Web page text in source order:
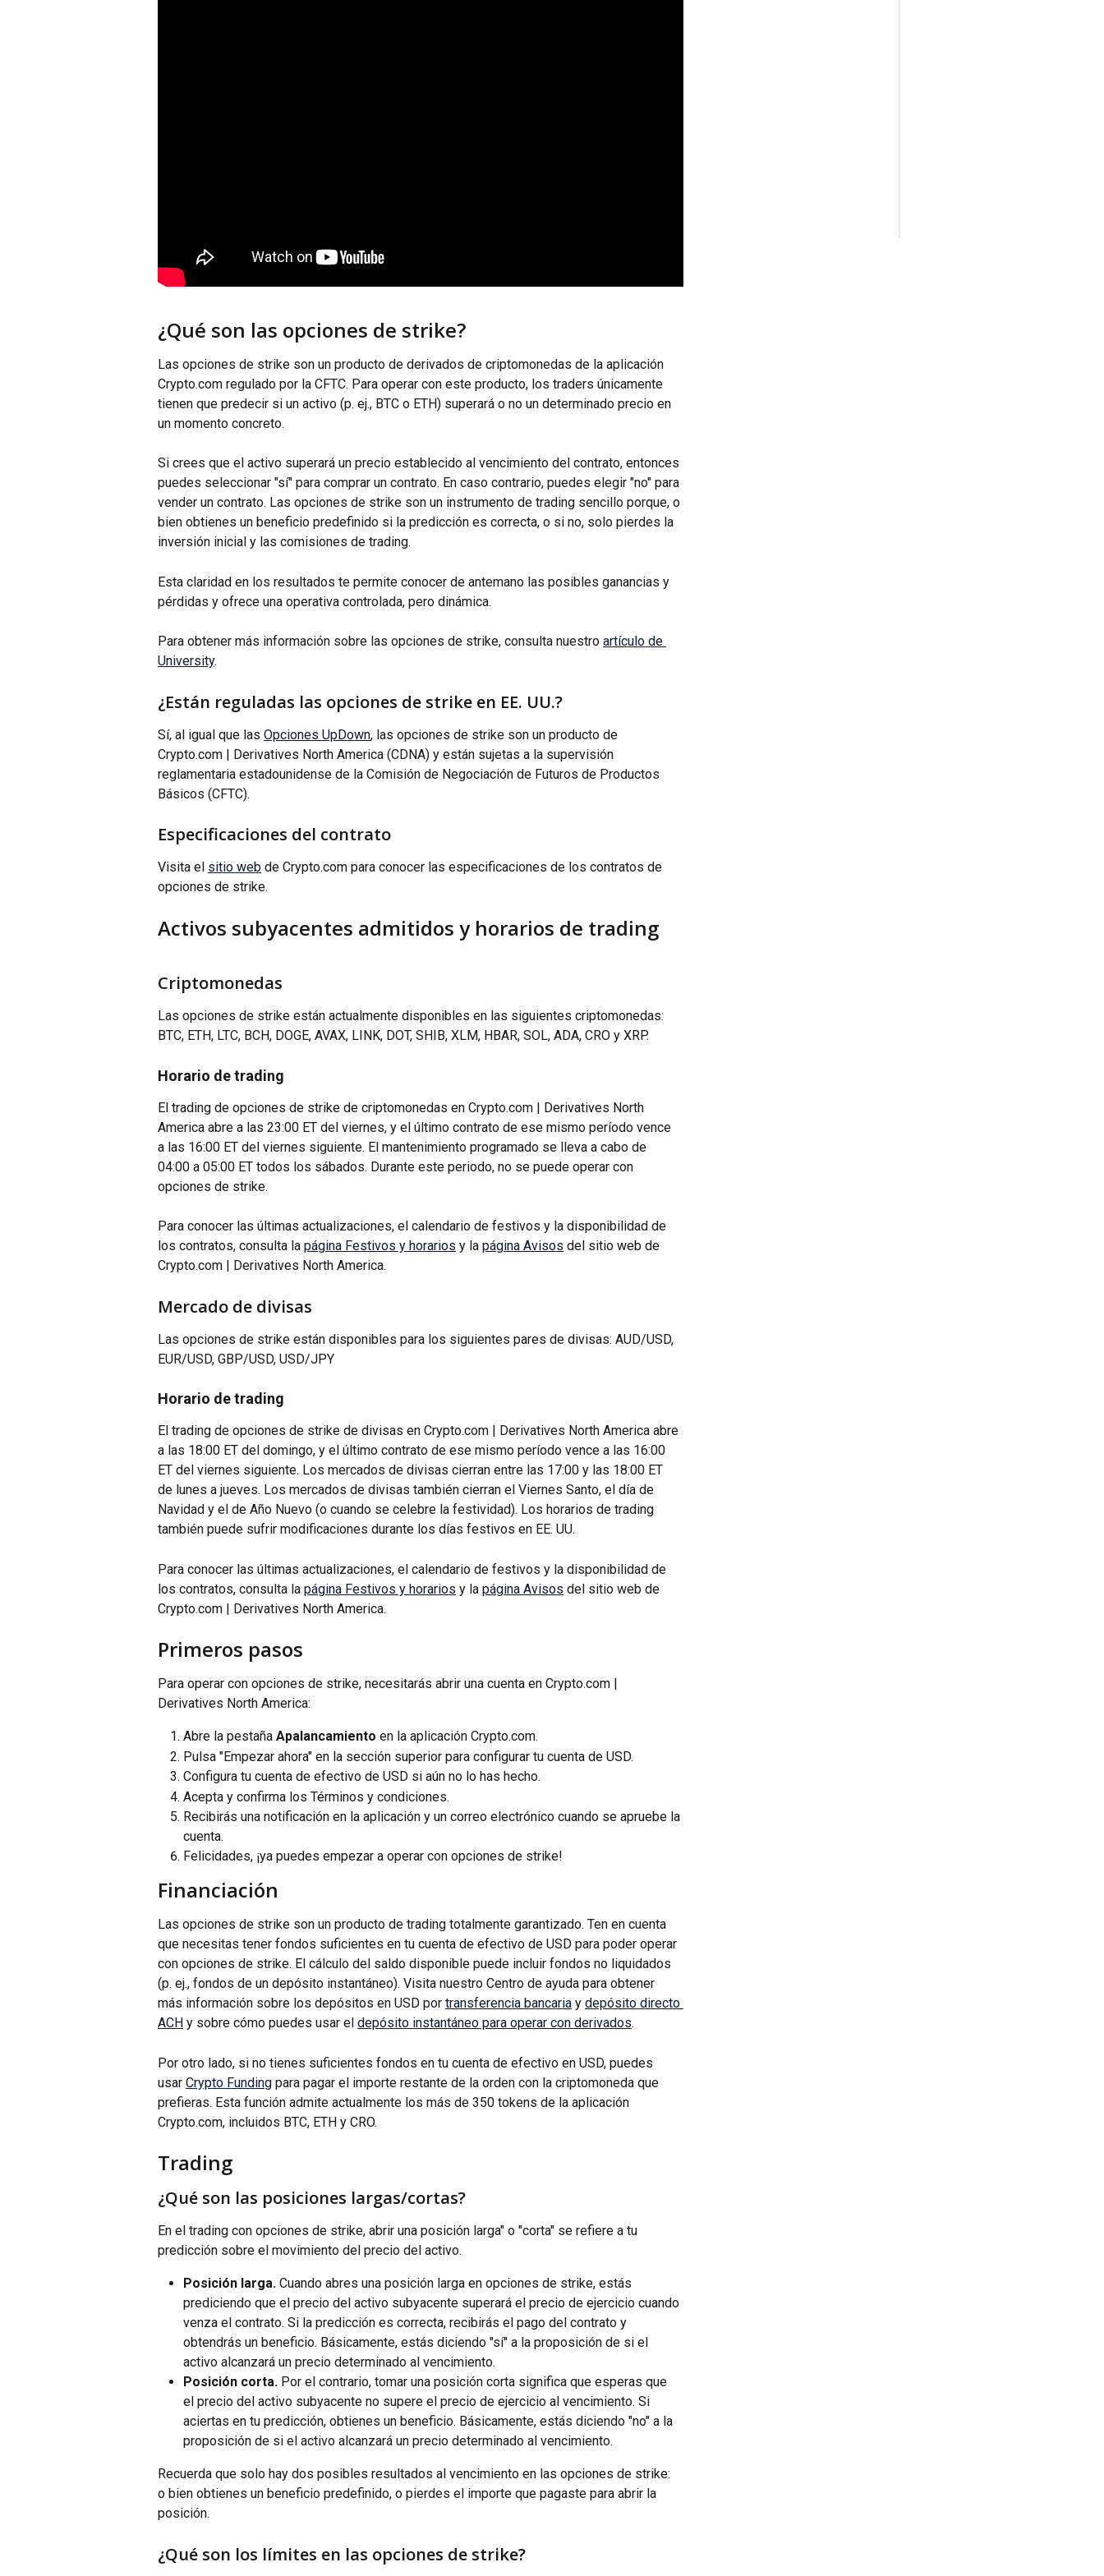
¿Qué son las opciones de strike?
Las opciones de strike son un producto de derivados de criptomonedas de la aplicación
Crypto.com regulado por la CFTC. Para operar con este producto, los traders únicamente
tienen que predecir si un activo (p. ej., BTC o ETH) superará o no un determinado precio en
un momento concreto.
Si crees que el activo superará un precio establecido al vencimiento del contrato, entonces
puedes seleccionar "sí" para comprar un contrato. En caso contrario, puedes elegir "no" para
vender un contrato. Las opciones de strike son un instrumento de trading sencillo porque, o
bien obtienes un beneficio predefinido si la predicción es correcta, o si no, solo pierdes la
inversión inicial y las comisiones de trading.
Esta claridad en los resultados te permite conocer de antemano las posibles ganancias y
pérdidas y ofrece una operativa controlada, pero dinámica.
Para obtener más información sobre las opciones de strike, consulta nuestro artículo de
University.
¿Están reguladas las opciones de strike en EE. UU.?
Sí, al igual que las Opciones UpDown, las opciones de strike son un producto de
Crypto.com | Derivatives North America (CDNA) y están sujetas a la supervisión
reglamentaria estadounidense de la Comisión de Negociación de Futuros de Productos
Básicos (CFTC).
Especificaciones del contrato
Visita el sitio web de Crypto.com para conocer las especificaciones de los contratos de
opciones de strike.
Activos subyacentes admitidos y horarios de trading
Criptomonedas
Las opciones de strike están actualmente disponibles en las siguientes criptomonedas:
BTC, ETH, LTC, BCH, DOGE, AVAX, LINK, DOT, SHIB, XLM, HBAR, SOL, ADA, CRO y XRP.
Horario de trading
El trading de opciones de strike de criptomonedas en Crypto.com | Derivatives North
America abre a las 23:00 ET del viernes, y el último contrato de ese mismo período vence
a las 16:00 ET del viernes siguiente. El mantenimiento programado se lleva a cabo de
04:00 a 05:00 ET todos los sábados. Durante este periodo, no se puede operar con
opciones de strike.
Para conocer las últimas actualizaciones, el calendario de festivos y la disponibilidad de
los contratos, consulta la página Festivos y horarios y la página Avisos del sitio web de
Crypto.com | Derivatives North America.
Mercado de divisas
Las opciones de strike están disponibles para los siguientes pares de divisas: AUD/USD,
EUR/USD, GBP/USD, USD/JPY
Horario de trading
El trading de opciones de strike de divisas en Crypto.com | Derivatives North America abre
a las 18:00 ET del domingo, y el último contrato de ese mismo período vence a las 16:00
ET del viernes siguiente. Los mercados de divisas cierran entre las 17:00 y las 18:00 ET
de lunes a jueves. Los mercados de divisas también cierran el Viernes Santo, el día de
Navidad y el de Año Nuevo (o cuando se celebre la festividad). Los horarios de trading
también puede sufrir modificaciones durante los días festivos en EE. UU.
Para conocer las últimas actualizaciones, el calendario de festivos y la disponibilidad de
los contratos, consulta la página Festivos y horarios y la página Avisos del sitio web de
Crypto.com | Derivatives North America.
Primeros pasos
Para operar con opciones de strike, necesitarás abrir una cuenta en Crypto.com |
Derivatives North America:
Abre la pestaña Apalancamiento en la aplicación Crypto.com.
Pulsa "Empezar ahora" en la sección superior para configurar tu cuenta de USD.
Configura tu cuenta de efectivo de USD si aún no lo has hecho.
Acepta y confirma los Términos y condiciones.
Recibirás una notificación en la aplicación y un correo electrónico cuando se apruebe la
cuenta.
Felicidades, ¡ya puedes empezar a operar con opciones de strike!
Financiación
Las opciones de strike son un producto de trading totalmente garantizado. Ten en cuenta
que necesitas tener fondos suficientes en tu cuenta de efectivo de USD para poder operar
con opciones de strike. El cálculo del saldo disponible puede incluir fondos no liquidados
(p. ej., fondos de un depósito instantáneo). Visita nuestro Centro de ayuda para obtener
más información sobre los depósitos en USD por transferencia bancaria y depósito directo
ACH y sobre cómo puedes usar el depósito instantáneo para operar con derivados.
Por otro lado, si no tienes suficientes fondos en tu cuenta de efectivo en USD, puedes
usar Crypto Funding para pagar el importe restante de la orden con la criptomoneda que
prefieras. Esta función admite actualmente los más de 350 tokens de la aplicación
Crypto.com, incluidos BTC, ETH y CRO.
Trading
¿Qué son las posiciones largas/cortas?
En el trading con opciones de strike, abrir una posición larga" o "corta" se refiere a tu
predicción sobre el movimiento del precio del activo.
Posición larga. Cuando abres una posición larga en opciones de strike, estás
prediciendo que el precio del activo subyacente superará el precio de ejercicio cuando
venza el contrato. Si la predicción es correcta, recibirás el pago del contrato y
obtendrás un beneficio. Básicamente, estás diciendo "sí" a la proposición de si el
activo alcanzará un precio determinado al vencimiento.
Posición corta. Por el contrario, tomar una posición corta significa que esperas que
el precio del activo subyacente no supere el precio de ejercicio al vencimiento. Si
aciertas en tu predicción, obtienes un beneficio. Básicamente, estás diciendo "no" a la
proposición de si el activo alcanzará un precio determinado al vencimiento.
Recuerda que solo hay dos posibles resultados al vencimiento en las opciones de strike:
o bien obtienes un beneficio predefinido, o pierdes el importe que pagaste para abrir la
posición.
¿Qué son los límites en las opciones de strike?